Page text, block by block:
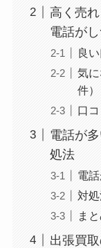
高く売
電話が
良
気
件）
口
電話が
処法
電
対
ま
出張買